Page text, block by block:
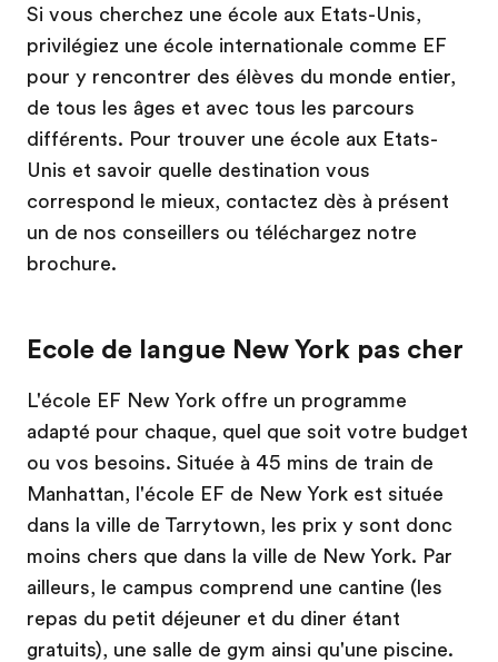
Si vous cherchez une école aux Etats-Unis,
privilégiez une école internationale comme EF
pour y rencontrer des élèves du monde entier,
de tous les âges et avec tous les parcours
différents. Pour trouver une école aux Etats-
Unis et savoir quelle destination vous
correspond le mieux, contactez dès à présent
un de nos conseillers ou téléchargez notre
brochure.
Ecole de langue New York pas cher
L'école EF New York offre un programme
adapté pour chaque, quel que soit votre budget
ou vos besoins. Située à 45 mins de train de
Manhattan, l'école EF de New York est située
dans la ville de Tarrytown, les prix y sont donc
moins chers que dans la ville de New York. Par
ailleurs, le campus comprend une cantine (les
repas du petit déjeuner et du diner étant
gratuits), une salle de gym ainsi qu'une piscine.